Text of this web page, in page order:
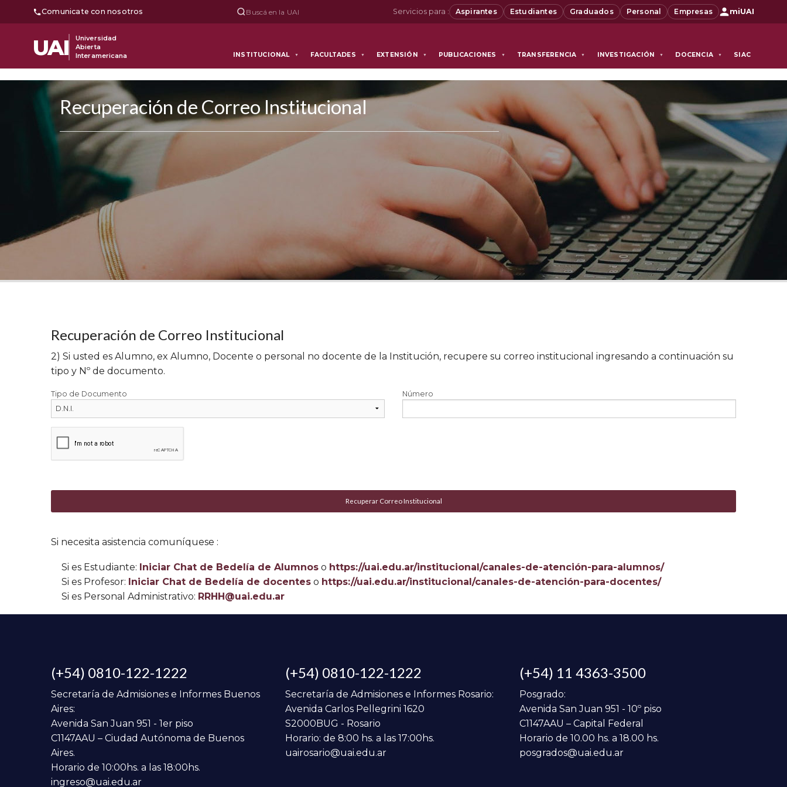
Comunicate con nosotros Buscá en la UAI Servicios para : Aspirantes Estudiantes Graduados Personal Empresas miUAI
UAI
Universidad
Abierta
Interamericana
INSTITUCIONAL ▼ FACULTADES ▼ EXTENSIÓN ▼ PUBLICACIONES ▼ TRANSFERENCIA ▼ INVESTIGACIÓN ▼ DOCENCIA ▼ SIAC
Recuperación de Correo Institucional
Recuperación de Correo Institucional
2) Si usted es Alumno, ex Alumno, Docente o personal no docente de la Institución, recupere su correo institucional ingresando a continuación su
tipo y Nº de documento.
Tipo de Documento Número
Si necesita asistencia comuníquese :
Si es Estudiante: Iniciar Chat de Bedelía de Alumnoso https://uai.edu.ar/institucional/canales-de-atención-para-alumnos/
Si es Profesor: Iniciar Chat de Bedelía de docenteso https://uai.edu.ar/institucional/canales-de-atención-para-docentes/
Si es Personal Administrativo: RRHH@uai.edu.ar
(+54) 0810-122-1222
Secretaría de Admisiones e Informes Buenos
Aires:
Avenida San Juan 951 - 1er piso
C1147AAU – Ciudad Autónoma de Buenos
Aires.
Horario de 10:00hs. a las 18:00hs.
ingreso@uai.edu.ar
(+54) 0810-122-1222
Secretaría de Admisiones e Informes Rosario:
Avenida Carlos Pellegrini 1620
S2000BUG - Rosario
Horario: de 8:00 hs. a las 17:00hs.
uairosario@uai.edu.ar
(+54) 11 4363-3500
Posgrado:
Avenida San Juan 951 - 10º piso
C1147AAU – Capital Federal
Horario de 10.00 hs. a 18.00 hs.
posgrados@uai.edu.ar